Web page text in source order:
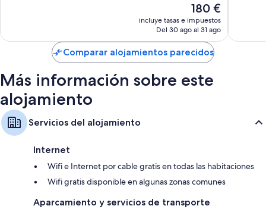
El
precio
actual
de
180 €
180 €
incluye tasas e impuestos
Del 30 ago al 31 ago
Comparar alojamientos parecidos
Más información sobre este
alojamiento
Servicios del alojamiento
Internet
Wifi e Internet por cable gratis en todas las habitaciones
Wifi gratis disponible en algunas zonas comunes
Aparcamiento y servicios de transporte